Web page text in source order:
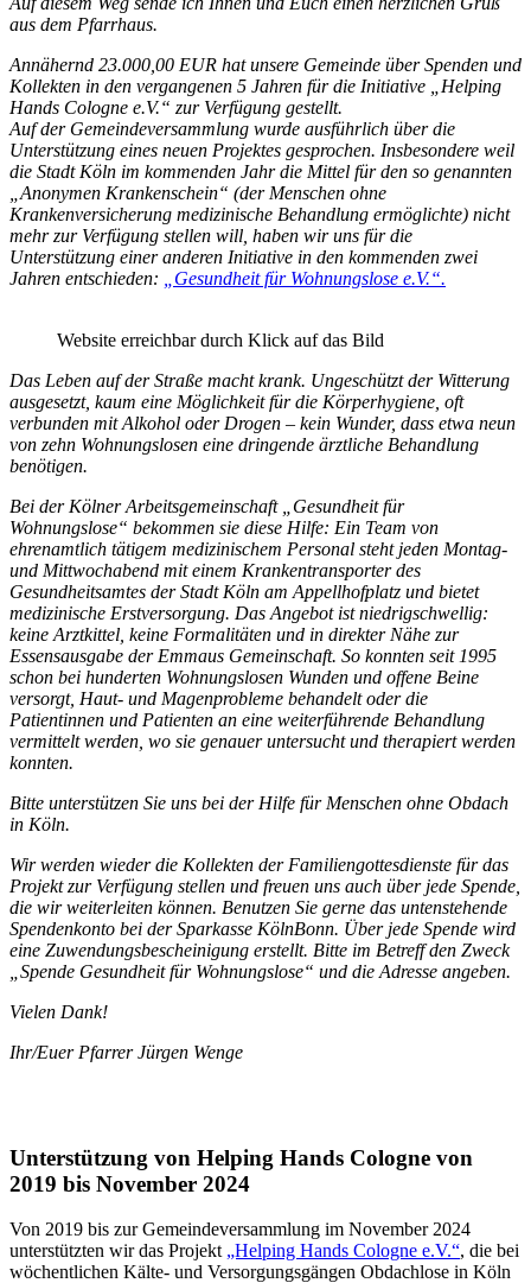
aus dem Pfarrhaus.
Annähernd 23.000,00 EUR hat unsere Gemeinde über Spenden und
Kollekten in den vergangenen 5 Jahren für die Initiative „Helping
Hands Cologne e.V.“ zur Verfügung gestellt.
Auf der Gemeindeversammlung wurde ausführlich über die
Unterstützung eines neuen Projektes gesprochen. Insbesondere weil
die Stadt Köln im kommenden Jahr die Mittel für den so genannten
„Anonymen Krankenschein“ (der Menschen ohne
Krankenversicherung medizinische Behandlung ermöglichte) nicht
mehr zur Verfügung stellen will, haben wir uns für die
Unterstützung einer anderen Initiative in den kommenden zwei
Jahren entschieden:
„Gesundheit für Wohnungslose e.V.“.
Website erreichbar durch Klick auf das Bild
Das Leben auf der Straße macht krank. Ungeschützt der Witterung
ausgesetzt, kaum eine Möglichkeit für die Körperhygiene, oft
verbunden mit Alkohol oder Drogen – kein Wunder, dass etwa neun
von zehn Wohnungslosen eine dringende ärztliche Behandlung
benötigen.
Bei der Kölner Arbeitsgemeinschaft „Gesundheit für
Wohnungslose“ bekommen sie diese Hilfe: Ein Team von
ehrenamtlich tätigem medizinischem Personal steht jeden Montag-
und Mittwochabend mit einem Krankentransporter des
Gesundheitsamtes der Stadt Köln am Appellhofplatz und bietet
medizinische Erstversorgung. Das Angebot ist niedrigschwellig:
keine Arztkittel, keine Formalitäten und in direkter Nähe zur
Essensausgabe der Emmaus Gemeinschaft. So konnten seit 1995
schon bei hunderten Wohnungslosen Wunden und offene Beine
versorgt, Haut- und Magenprobleme behandelt oder die
Patientinnen und Patienten an eine weiterführende Behandlung
vermittelt werden, wo sie genauer untersucht und therapiert werden
konnten.
Bitte unterstützen Sie uns bei der Hilfe für Menschen ohne Obdach
in Köln.
Wir werden wieder die Kollekten der Familiengottesdienste für das
Projekt zur Verfügung stellen und freuen uns auch über jede Spende,
die wir weiterleiten können. Benutzen Sie gerne das untenstehende
Spendenkonto bei der Sparkasse KölnBonn. Über jede Spende wird
eine Zuwendungsbescheinigung erstellt. Bitte im Betreff den Zweck
„Spende Gesundheit für Wohnungslose“ und die Adresse angeben.
Vielen Dank!
Ihr/Euer Pfarrer Jürgen Wenge
Unterstützung von Helping Hands Cologne von
2019 bis November 2024
Von 2019 bis zur Gemeindeversammlung im November 2024
unterstützten wir das Projekt „Helping Hands Cologne e.V.“, die bei
wöchentlichen Kälte- und Versorgungsgängen Obdachlose in Köln